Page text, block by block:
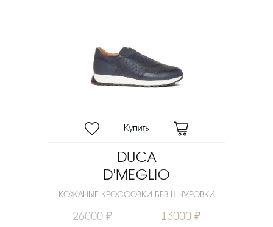
DUCA
D'MEGLIO
КОЖАНЫЕ КРОССОВКИ БЕЗ ШНУРОВКИ
26000 ₽ 13000 ₽